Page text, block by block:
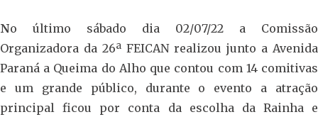
No último sábado dia 02/07/22 a Comissão
Organizadora da 26ª FEICAN realizou junto a Avenida
Paraná a Queima do Alho que contou com 14 comitivas
e um grande público, durante o evento a atração
principal ficou por conta da escolha da Rainha e